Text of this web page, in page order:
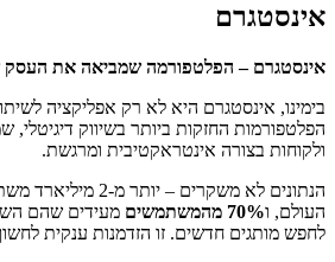
אינסטגרם
אינסטגרם – הפלטפורמה שמביאה את העסק
בימינו, אינסטגרם היא לא רק אפליקציה
הפלטפורמות החזקות ביותר בשיווק דיגיטלי,
ולקוחות בצורה אינטראקטיבית ומרגשת.
הנתונים לא משקרים –
העולם, ו70% מהמשתמשים
מעידים שהם
לחפש מותגים חדשים. זו הזדמנות ענקית